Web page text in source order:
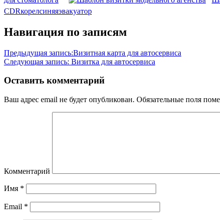
CDRкорелсиняяэвакуатор
Навигация по записям
Предыдущая запись:Визитная карта для автосервиса
Следующая запись: Визитка для автосервиса
Оставить комментарий
Ваш адрес email не будет опубликован. Обязательные поля
Комментарий
Имя *
Email *